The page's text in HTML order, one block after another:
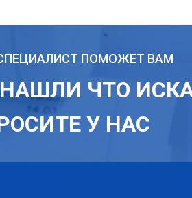
ПОМОЖЕТ ВАМ
ЧТО
У НАС